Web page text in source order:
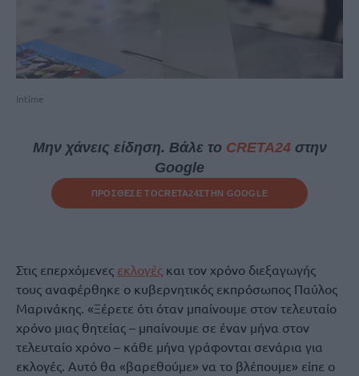
Intime
Μην χάνεις είδηση. Βάλε το CRETA24στην
Google
ΠΡΟΣΘΕΣΕ ΤΟCRETA24ΣΤΗΝ GOOGLE
Στις επερχόμενες εκλογές και τον χρόνο διεξαγωγής
τους αναφέρθηκε ο κυβερνητικός εκπρόσωπος Παύλος
Μαρινάκης. «Ξέρετε ότι όταν μπαίνουμε στον τελευταίο
χρόνο μιας θητείας – μπαίνουμε σε έναν μήνα στον
τελευταίο χρόνο – κάθε μήνα γράφονται σενάρια για
εκλογές. Αυτό θα «βαρεθούμε» να το βλέπουμε» είπε ο